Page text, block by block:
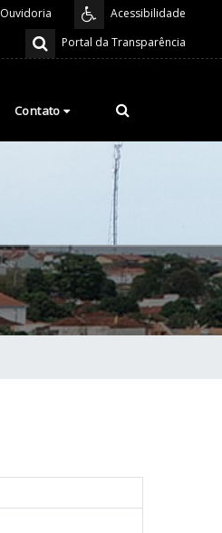
Acessibilidade
Ouvidoria
Portal da Transparência
Contato